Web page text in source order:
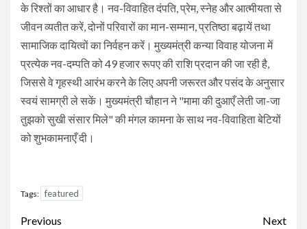
के रिश्तों का आधार है। नव-विवाहित दंपति, प्रेम, स्नेह और आत्मीयता से
जीवन व्यतीत करें, दोनों परिवारों का मान-सम्मान, प्रतिष्ठा बढ़ायें तथा
सामाजिक दायित्वों का निर्वहन करें। मुख्यमंत्री कन्या विवाह योजना में
प्रत्येक नव-दम्पति को 49 हजार रूपए की राशि प्रदान की जा रही है,
जिससे वे गृहस्थी आरंभ करने के लिए अपनी जरूरत और पसंद के अनुसार
स्वयं सामग्री ले सकें। मुख्यमंत्री चौहान ने "मामा की दुआएँ लेती जा-जा
तुझको सुखी संसार मिले" की मंगल कामना के साथ नव-विवाहिता बेटियों
को शुभकामनाएँ दी।
Tags: featured
Continue
Previous
Next